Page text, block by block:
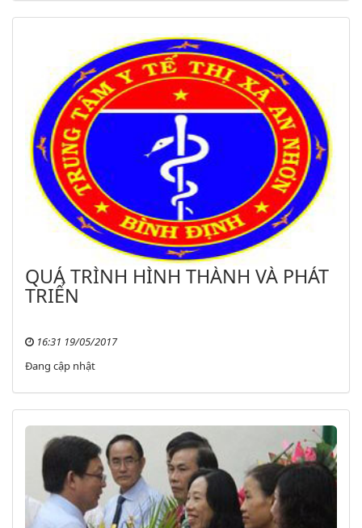
QUÁ TRÌNH HÌNH THÀNH VÀ PHÁT
TRIỂN
16:31 19/05/2017
Đang cập nhật